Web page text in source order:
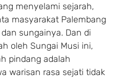
menyelami sejarah,
masyarakat Palembang
sungainya. Dan di
oleh Sungai Musi ini,
pindang adalah
warisan rasa sejati tidak